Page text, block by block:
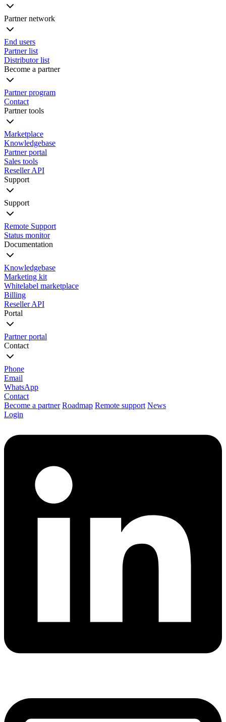
Partner network
End users
Partner list
Distributor list
Become a partner
Partner program
Contact
Partner tools
Marketplace
Knowledgebase
Partner portal
Sales tools
Reseller API
Support
Support
Remote Support
Status monitor
Documentation
Knowledgebase
Marketing kit
Whitelabel marketplace
Billing
Reseller API
Portal
Partner portal
Contact
Phone
Email
WhatsApp
Contact
Become a partner Roadmap Remote support News
Login